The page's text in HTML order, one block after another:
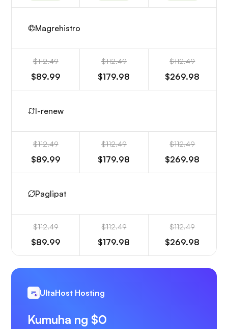
Magrehistro
$112.49
$89.99
$112.49
$179.98
$112.49
$269.98
I-renew
$112.49
$89.99
$112.49
$179.98
$112.49
$269.98
Paglipat
$112.49
$89.99
$112.49
$179.98
$112.49
$269.98
UltaHost Hosting
Kumuha ng $0